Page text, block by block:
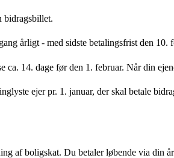
bidragsbillet.
årligt - med sidste betalingsfrist den 10.
ca. 14. dage før den 1. februar. Når din
ejer pr. 1. januar, der skal betale
af boligskat. Du betaler løbende via din